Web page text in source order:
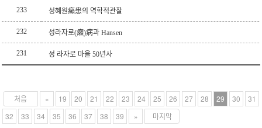
233 성혜원癩患의 역학적관찰
232 성라자로(癩)病과 Hansen
231 성 라자로 마을 50년사
처음 « 19 20 21 22 23 24 25 26 27 28 29 30
31
32
33 34 35 36 37 38 39 » 마지막